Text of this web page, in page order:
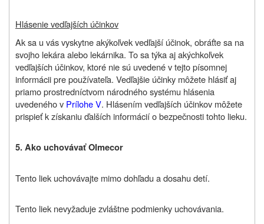
Hlásenie vedľajších účinkov
Ak sa u vás vyskytne akýkoľvek vedľajší účinok, obráťte sa na
svojho lekára alebo lekárnika. To sa týka aj akýchkoľvek
vedľajších účinkov, ktoré nie sú uvedené v tejto písomnej
informácii pre používateľa. Vedľajšie účinky môžete hlásiť aj
priamo prostredníctvom národného systému hlásenia
uvedeného v Prílohe V. Hlásením vedľajších účinkov môžete
prispieť k získaniu ďalších informácií o bezpečnosti tohto lieku.
5. Ako uchovávať Olmecor
Tento liek uchovávajte mimo dohľadu a dosahu detí.
Tento liek nevyžaduje zvláštne podmienky uchovávania.